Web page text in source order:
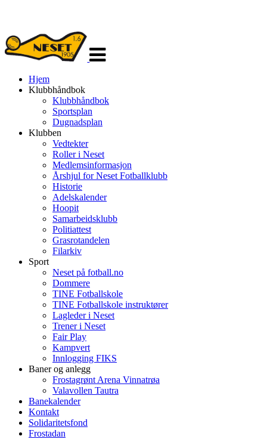
navigasjon
Hjem
Klubbhåndbok
Klubbhåndbok
Sportsplan
Dugnadsplan
Klubben
Vedtekter
Roller i Neset
Medlemsinformasjon
Årshjul for Neset Fotballklubb
Historie
Adelskalender
Hoopit
Samarbeidsklubb
Politiattest
Grasrotandelen
Filarkiv
Sport
Neset på fotball.no
Dommere
TINE Fotballskole
TINE Fotballskole instruktører
Lagleder i Neset
Trener i Neset
Fair Play
Kampvert
Innlogging FIKS
Baner og anlegg
Frostagrønt Arena Vinnatrøa
Valavollen Tautra
Banekalender
Kontakt
Solidaritetsfond
Frostadan